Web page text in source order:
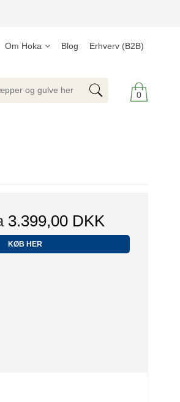
Om Hoka Blog Erhverv (B2B)
0
3.399,00 DKK
KØB HER